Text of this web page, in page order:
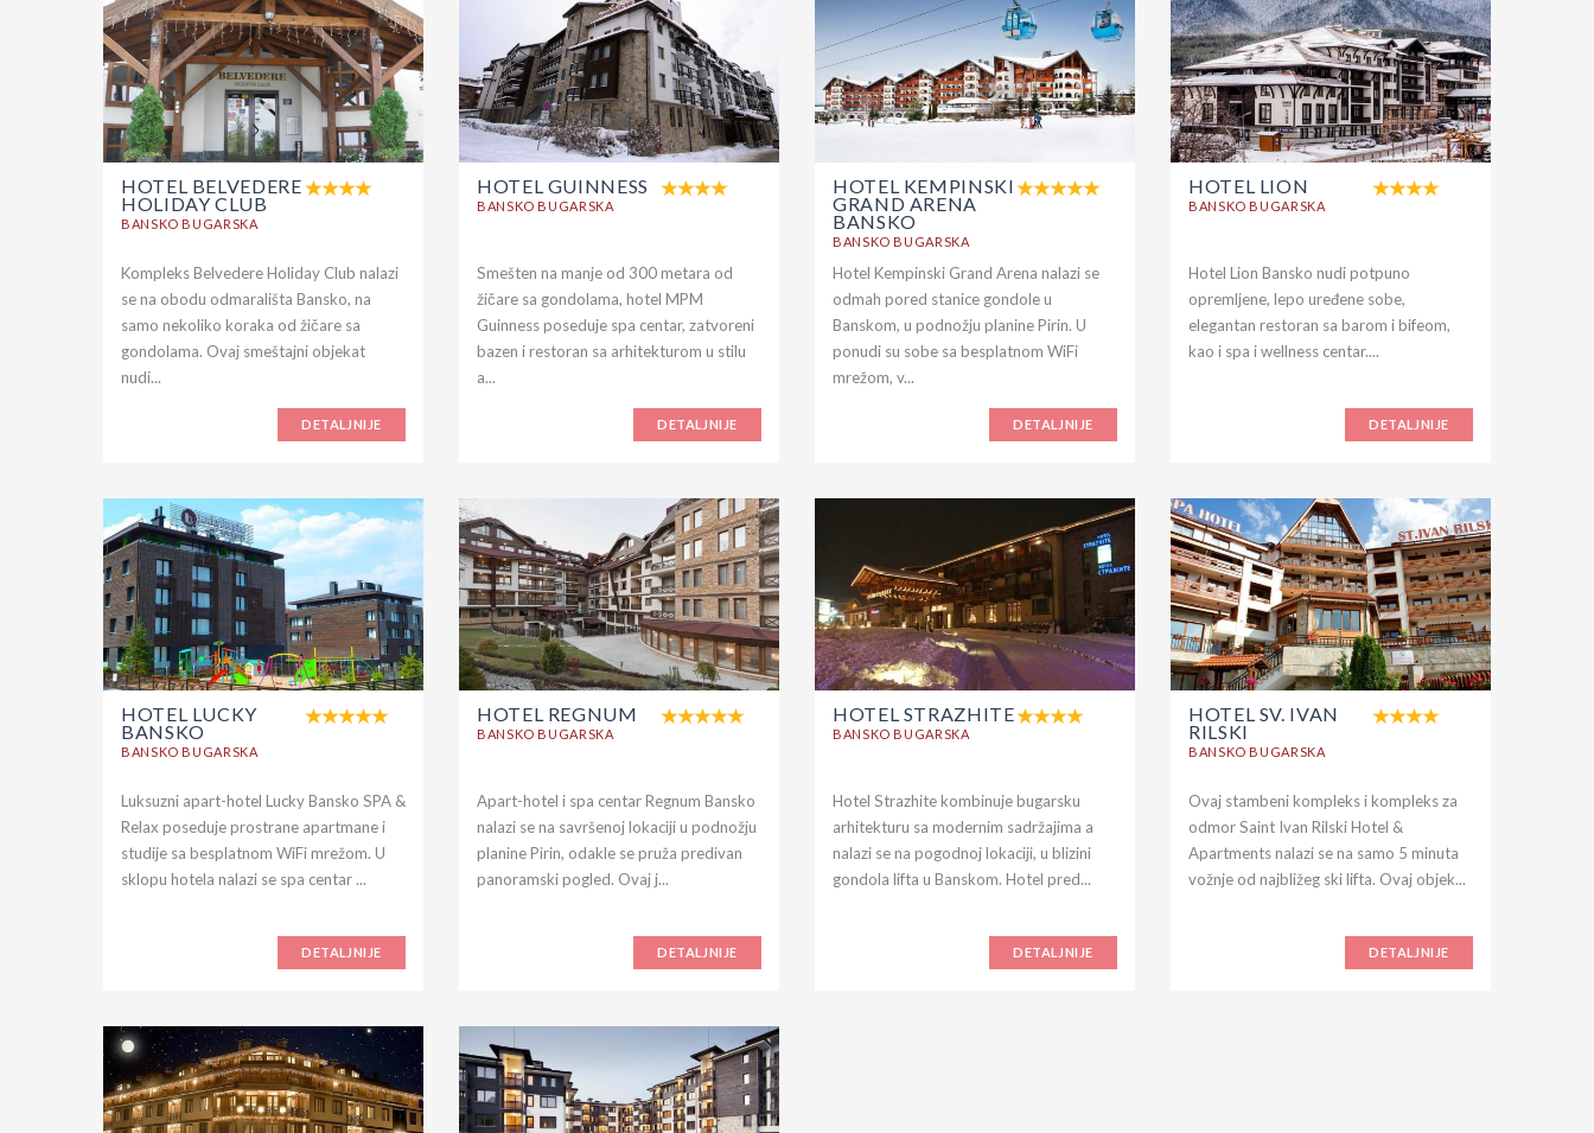
HOTEL BELVEDERE
HOLIDAY CLUB
BANSKO BUGARSKA
Kompleks Belvedere Holiday Club nalazi
se na obodu odmarališta Bansko, na
samo nekoliko koraka od žičare sa
gondolama. Ovaj smeštajni objekat
nudi...
DETALJNIJE
HOTEL GUINNESS
BANSKO BUGARSKA
Smešten na manje od 300 metara od
žičare sa gondolama, hotel MPM
Guinness poseduje spa centar, zatvoreni
bazen i restoran sa arhitekturom u stilu
a...
DETALJNIJE
HOTEL KEMPINSKI
GRAND ARENA
BANSKO
BANSKO BUGARSKA
Hotel Kempinski Grand Arena nalazi se
odmah pored stanice gondole u
Banskom, u podnožju planine Pirin. U
ponudi su sobe sa besplatnom WiFi
mrežom, v...
DETALJNIJE
HOTEL LION
BANSKO BUGARSKA
Hotel Lion Bansko nudi potpuno
opremljene, lepo uređene sobe,
elegantan restoran sa barom i bifeom,
kao i spa i wellness centar....
DETALJNIJE
HOTEL LUCKY
BANSKO
BANSKO BUGARSKA
Luksuzni apart-hotel Lucky Bansko SPA &
Relax poseduje prostrane apartmane i
studije sa besplatnom WiFi mrežom. U
sklopu hotela nalazi se spa centar ...
DETALJNIJE
HOTEL REGNUM
BANSKO BUGARSKA
Apart-hotel i spa centar Regnum Bansko
nalazi se na savršenoj lokaciji u podnožju
planine Pirin, odakle se pruža predivan
panoramski pogled. Ovaj j...
DETALJNIJE
HOTEL STRAZHITE
BANSKO BUGARSKA
Hotel Strazhite kombinuje bugarsku
arhitekturu sa modernim sadržajima a
nalazi se na pogodnoj lokaciji, u blizini
gondola lifta u Banskom. Hotel pred...
DETALJNIJE
HOTEL SV. IVAN
RILSKI
BANSKO BUGARSKA
Ovaj stambeni kompleks i kompleks za
odmor Saint Ivan Rilski Hotel &
Apartments nalazi se na samo 5 minuta
vožnje od najbližeg ski lifta. Ovaj objek...
DETALJNIJE